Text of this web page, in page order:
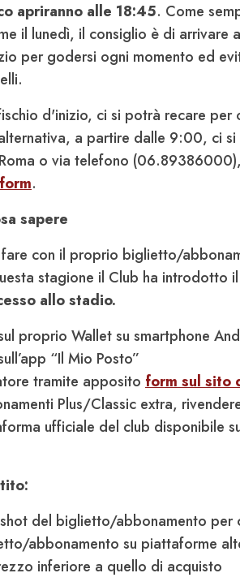
apriranno alle 18:45. Come
il lunedì, il consiglio è di arrivare
per godersi ogni momento ed
d'inizio, ci si potrà recare per
a partire dalle 9:00, ci
o via telefono
form.
sapere
con il proprio biglietto/
stagione il Club ha introdotto
allo stadio.
proprio Wallet su smartphone
“Il Mio Posto”
tramite apposito form sul sito
Plus/Classic extra,
ufficiale del club disponibile
:
del biglietto/abbonamento per
abbonamento su piattaforme
inferiore a quello di acquisto